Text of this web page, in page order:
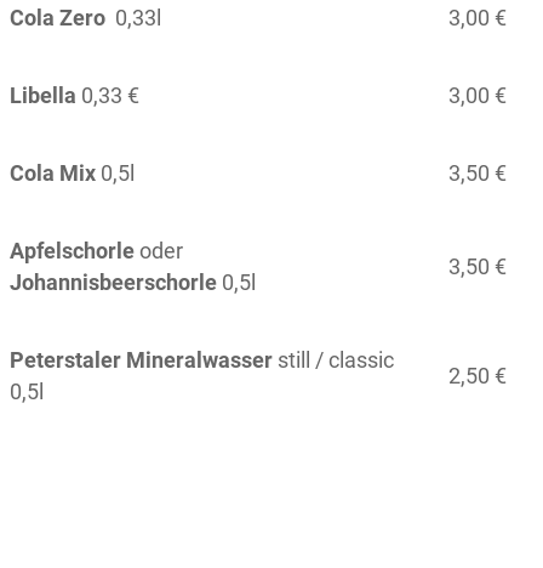
Cola Zero 0,33l 3,00 €
Libella 0,33 € 3,00 €
Cola Mix 0,5l 3,50 €
Apfelschorleoder
Johannisbeerschorle 0,5l
3,50 €
Peterstaler Mineralwasser still / classic
0,5l
2,50 €